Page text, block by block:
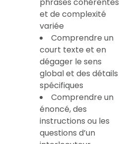
et de complexité
variée
Comprendre un
court texte et en
dégager le sens
global et des détails
spécifiques
Comprendre un
énoncé, des
instructions ou les
questions d’un